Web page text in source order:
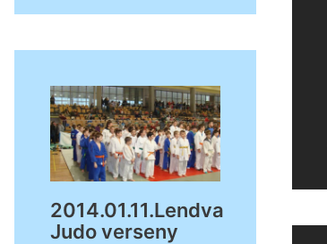
2014.01.11.Lendva
Judo verseny